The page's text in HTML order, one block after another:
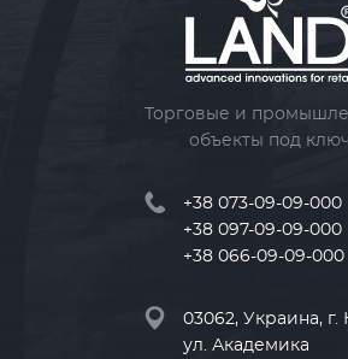
Торговые и
объекты под ключ
+38 073-09-09-000
+38 097-09-09-000
+38 066-09-09-000
03062, Украина, г.
ул. Академика